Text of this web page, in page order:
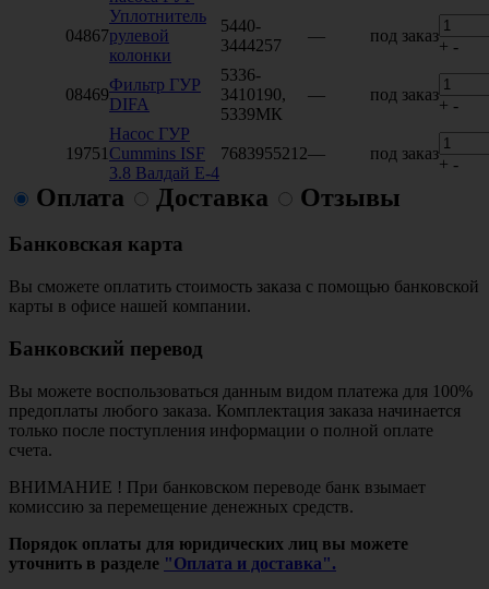
04867
Уплотнитель
рулевой
колонки
5440-
3444257
— под заказ
+ -
08469
Фильтр ГУР
DIFA
5336-
3410190,
5339МК
— под заказ
+ -
19751
Насос ГУР
Cummins ISF
3.8 Валдай Е-4
7683955212— под заказ
+ -
Оплата Доставка Отзывы
Банковская карта
Вы сможете оплатить стоимость заказа с помощью банковской
карты в офисе нашей компании.
Банковский перевод
Вы можете воспользоваться данным видом платежа для 100%
предоплаты любого заказа. Комплектация заказа начинается
только после поступления информации о полной оплате
счета.
ВНИМАНИЕ ! При банковском переводе банк взымает
комиссию за перемещение денежных средств.
Порядок оплаты для юридических лиц вы можете
уточнить в разделе "Оплата и доставка".